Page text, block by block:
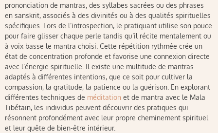
prononciation de mantras, des syllabes sacrées ou des phrases
en sanskrit, associés à des divinités ou à des qualités spirituelles
spécifiques. Lors de l’introspection, le pratiquant utilise son pouce
pour faire glisser chaque perle tandis qu’il récite mentalement ou
à voix basse le mantra choisi. Cette répétition rythmée crée un
état de concentration profonde et favorise une connexion directe
avec l’énergie spirituelle. Il existe une multitude de mantras
adaptés à différentes intentions, que ce soit pour cultiver la
compassion, la gratitude, la patience ou la guérison. En explorant
différentes techniques de méditation et de mantra avec le Mala
Tibétain, les individus peuvent découvrir des pratiques qui
résonnent profondément avec leur propre cheminement spirituel
et leur quête de bien-être intérieur.